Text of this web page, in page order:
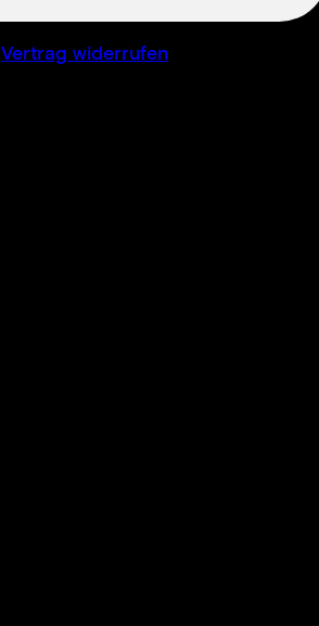
Vertrag widerrufen